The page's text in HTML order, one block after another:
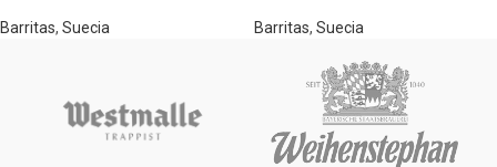
Barritas, Suecia Barritas, Suecia